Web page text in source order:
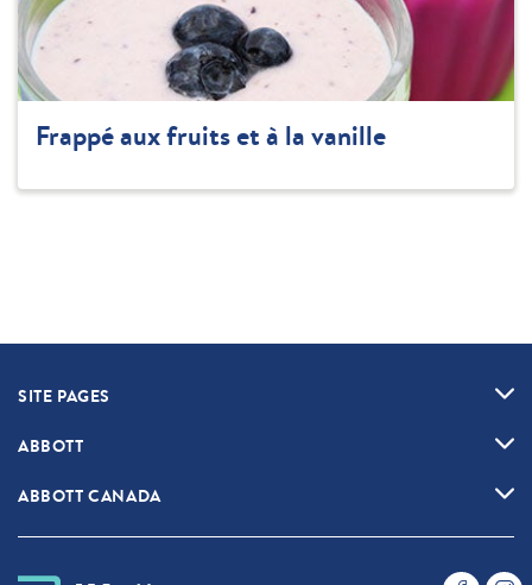
Frappé aux fruits et à la vanille
SITE PAGES
ABBOTT
ABBOTT CANADA